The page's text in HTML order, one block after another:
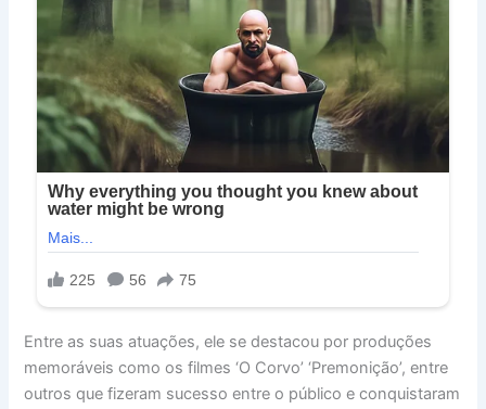
Entre as suas atuações, ele se destacou por produções
memoráveis como os filmes ‘O Corvo’ ‘Premonição’, entre
outros que fizeram sucesso entre o público e conquistaram